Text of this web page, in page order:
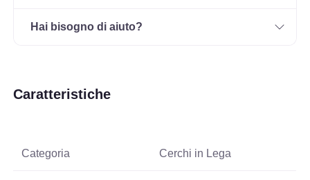
Hai bisogno di aiuto?
Caratteristiche
Categoria Cerchi in Lega